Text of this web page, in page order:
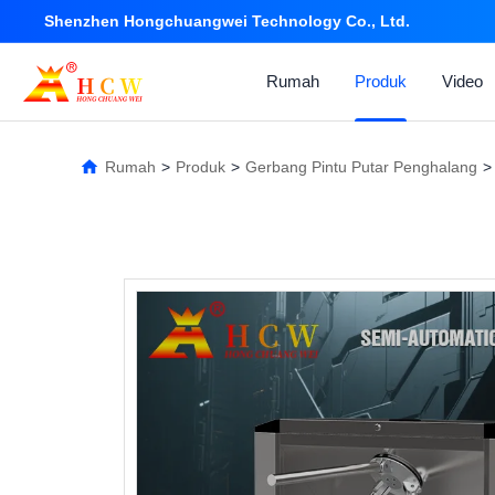
Shenzhen Hongchuangwei Technology Co., Ltd.
Rumah Produk Video
Rumah > Produk > Gerbang Pintu Putar Penghalang >